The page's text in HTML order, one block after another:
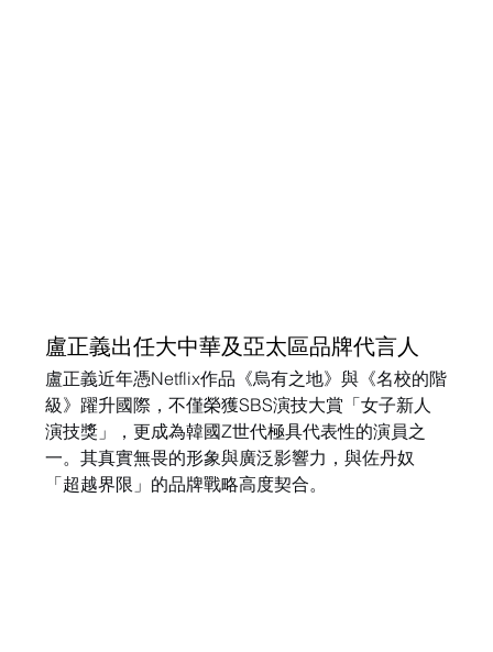
盧正義出任大中華及亞太區品牌代言人
盧正義近年憑Netflix作品《烏有之地》與《名校的階
級》躍升國際，不僅榮獲SBS演技大賞「女子新人
演技獎」，更成為韓國Z世代極具代表性的演員之
一。其真實無畏的形象與廣泛影響力，與佐丹奴
「超越界限」的品牌戰略高度契合。